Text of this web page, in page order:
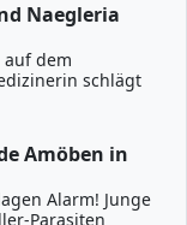
Naegleria
auf dem
schlägt
Amöben in
Alarm! Junge
Parasiten